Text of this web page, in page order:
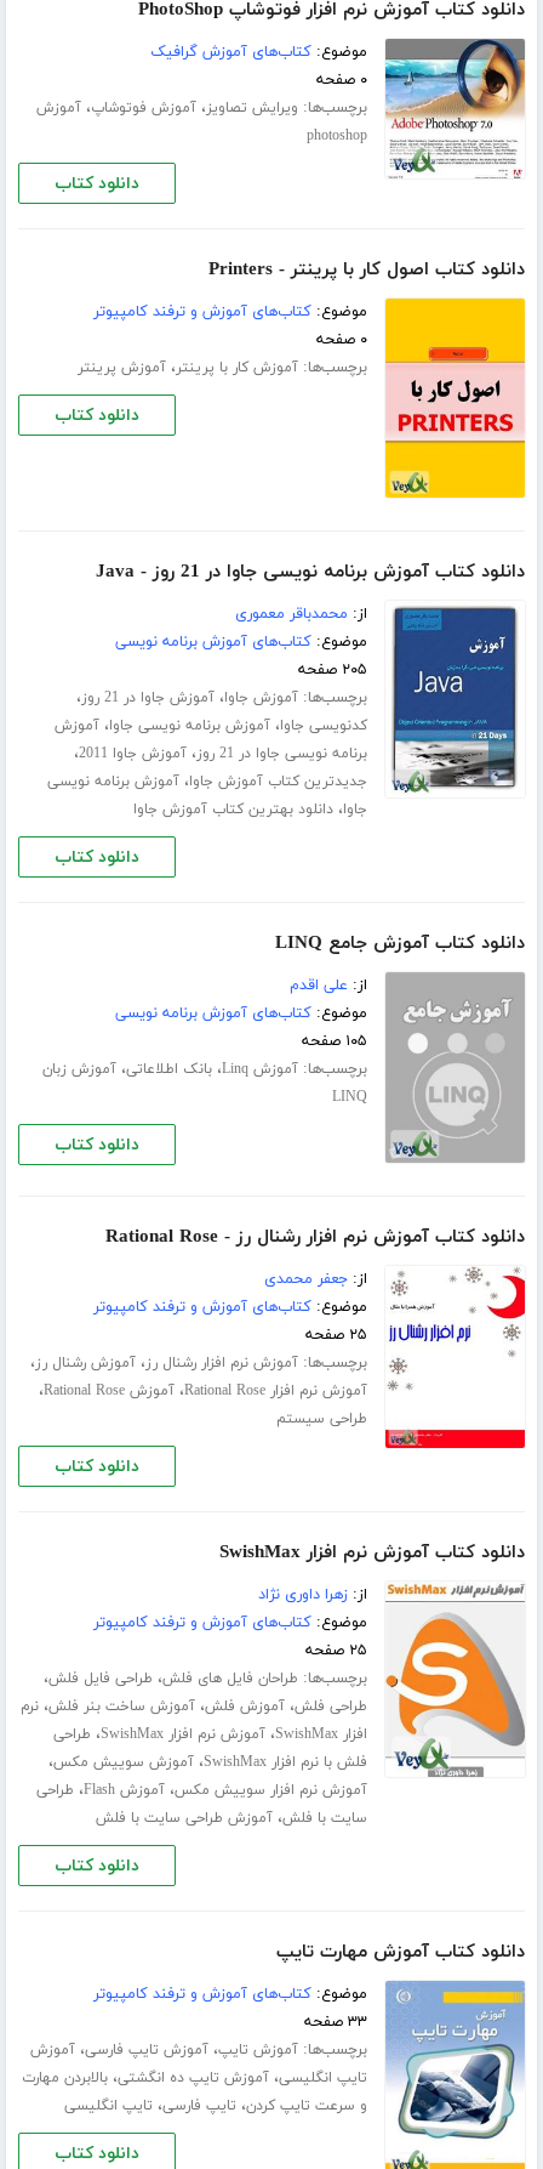
دانلود کتاب آموزش نرم افزار فوتوشاپ PhotoShop
موضوع:کتاب‌های آموزش گرافیک
۰ صفحه
برچسب‌ها: ویرایش تصاویز،آموزش فوتوشاپ،آموزش
photoshop
دانلود کتاب
دانلود کتاب اصول کار با پرینتر - Printers
موضوع:کتاب‌های آموزش و ترفند کامپیوتر
۰ صفحه
برچسب‌ها:آموزش کار با پرینتر،آموزش پرینتر
دانلود کتاب
دانلود کتاب آموزش برنامه نویسی جاوا در 21 روز - Java
از: محمدباقر معموری
موضوع:کتاب‌های آموزش برنامه نویسی
۲۰۵ صفحه
برچسب‌ها:آموزش جاوا،آموزش جاوا در 21 روز ،
کدنویسی جاوا،آموزش برنامه نویسی جاوا،آموزش
برنامه نویسی جاوا در 21 روز
،آموزش جاوا 2011 ،
جدیدترین کتاب آموزش جاوا،آموزش برنامه نویسی
جاوا،دانلود بهترین کتاب آموزش جاوا
دانلود کتاب
دانلود کتاب آموزش جامع LINQ
از: علی اقدم
موضوع:کتاب‌های آموزش برنامه نویسی
۱۰۵ صفحه
برچسب‌ها:آموزش Linq ،بانک اطلاعاتی،آموزش زبان
LINQ
دانلود کتاب
دانلود کتاب آموزش نرم افزار رشنال رز - Rational Rose
از:جعفر محمدی
موضوع:کتاب‌های آموزش و ترفند کامپیوتر
۲۵ صفحه
برچسب‌ها:آموزش نرم افزار رشنال رز،آموزش رشنال رز،
آموزش نرم افزار Rational Rose ،آموزش Rational Rose ،
طراحی سیستم
دانلود کتاب
دانلود کتاب آموزش نرم افزار SwishMax
از:زهرا داوری نژاد
موضوع:کتاب‌های آموزش و ترفند کامپیوتر
۲۵ صفحه
برچسب‌ها: طراحان فایل های فلش، طراحی فایل فلش،
طراحی فلش،آموزش فلش،آموزش ساخت بنر فلش،نرم
افزار SwishMax
،آموزش نرم افزار SwishMax ، طراحی
فلش با نرم افزار SwishMax
،آموزش سوییش مکس،
آموزش نرم افزار سوییش مکس،آموزش Flash ، طراحی
سایت با فلش،آموزش طراحی سایت با فلش
دانلود کتاب
دانلود کتاب آموزش مهارت تایپ
موضوع:کتاب‌های آموزش و ترفند کامپیوتر
۳۳ صفحه
برچسب‌ها:آموزش تایپ،آموزش تایپ فارسی،آموزش
تایپ انگلیسی،آموزش تایپ ده انگشتی،بالابردن مهارت
و سرعت تایپ کردن، تایپ فارسی، تایپ انگلیسی
دانلود کتاب